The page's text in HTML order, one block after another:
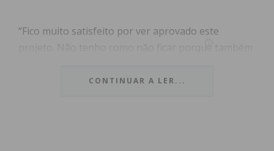
“Fico muito satisfeito por ver aprovado este
concretizado o mais breve possível”, referiu ao
CONTINUAR A LER...